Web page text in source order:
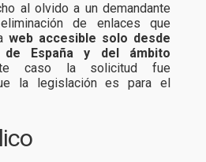
al olvido a un demandante
de enlaces que
web accesible solo desde
España y del ámbito
caso la solicitud fue
la legislación es para el